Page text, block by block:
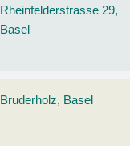
Rheinfelderstrasse 29,
Basel
Bruderholz, Basel